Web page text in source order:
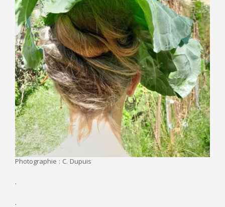
Photographie : C. Dupuis
.
.